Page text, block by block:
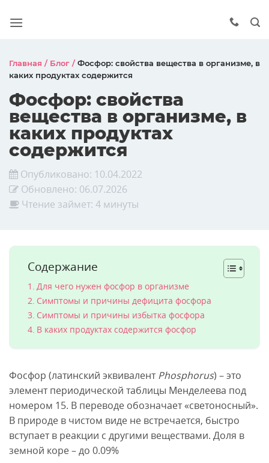
Главная / Блог /Фосфор: свойства вещества в организме, в
каких продуктах содержится
Фосфор: свойства
вещества в организме, в
каких продуктах
содержится
Опубликовано: 10.04.2022
Обновлено: 06.07.2026
Чтение займет: 4 минуты
Содержание
Для чего нужен фосфор в организме
Симптомы и причины дефицита фосфора
Симптомы и причины избытка фосфора
В каких продуктах содержится фосфор
Фосфор (латинский эквивалентPhosphorus) – это
элемент периодической таблицы Менделеева под
номером 15. В переводе обозначает «светоносный».
В природе в чистом виде не встречается, быстро
вступает в реакции с другими веществами. Доля в
земной коре – до 0.09%